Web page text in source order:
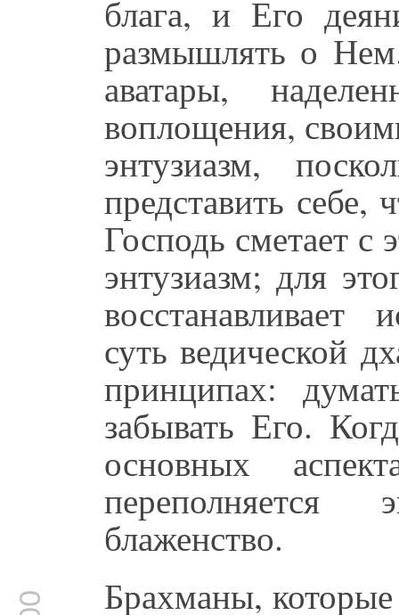
блага, и Его
размышлять о
аватары,
воплощения,
энтузиазм,
представить себе,
Господь сметает с
энтузиазм; для
суть ведической
принципах:
забывать Его.
основных
блаженство.
Брахманы,